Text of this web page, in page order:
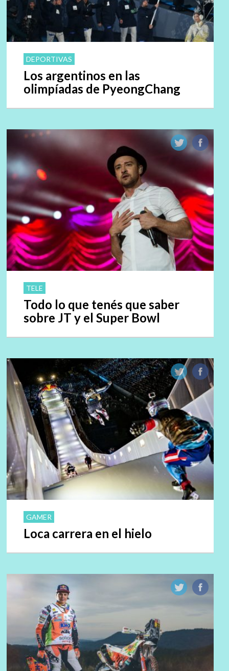
DEPORTIVAS
Los argentinos en las
olimpíadas de PyeongChang
TELE
Todo lo que tenés que saber
sobre JT y el Super Bowl
GAMER
Loca carrera en el hielo